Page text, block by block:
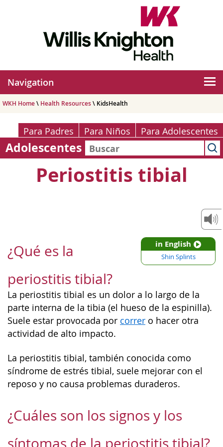
Navigation
WKH Home\ Health Resources\ KidsHealth
Para Padres Para Niños Para Adolescentes
Adolescentes
Periostitis tibial
in English
Shin Splints
¿Qué es la
periostitis tibial?
La periostitis tibial es un dolor a lo largo de la
parte interna de la tibia (el hueso de la espinilla).
Suele estar provocada por correr o hacer otra
actividad de alto impacto.
La periostitis tibial, también conocida como
síndrome de estrés tibial, suele mejorar con el
reposo y no causa problemas duraderos.
¿Cuáles son los signos y los
síntomas de la periostitis tibial?